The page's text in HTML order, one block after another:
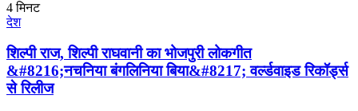
4मिनट
देश
शिल्पी राज, शिल्पी राघवानी का भोजपुरी लोकगीत
&#8216;नचनिया बंगलिनिया बिया&#8217; वर्ल्डवाइड रिकॉर्ड्स
से रिलीज